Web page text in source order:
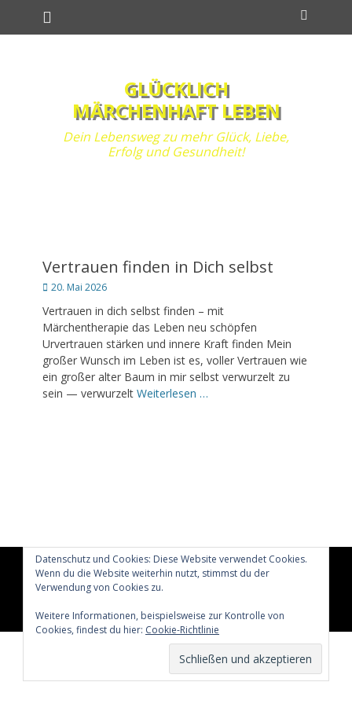
Inhalt
Primäres Menü
GLÜCKLICH
MÄRCHENHAFT LEBEN
Dein Lebensweg zu mehr Glück, Liebe,
Erfolg und Gesundheit!
Vertrauen finden in Dich selbst
Posted
20. Mai 2026
Vertrauen in dich selbst finden – mit
Märchentherapie das Leben neu schöpfen
Urvertrauen stärken und innere Kraft finden Mein
großer Wunsch im Leben ist es, voller Vertrauen wie
ein großer alter Baum in mir selbst verwurzelt zu
sein — verwurzelt Weiterlesen …
Datenschutz und Cookies: Diese Website verwendet Cookies.
Wenn du die Website weiterhin nutzt, stimmst du der
Verwendung von Cookies zu.
Weitere Informationen, beispielsweise zur Kontrolle von
Cookies, findest du hier: Cookie-Richtlinie
Copyright © 2026 Glücklich märchenhaft leben All Rights
Reserved.